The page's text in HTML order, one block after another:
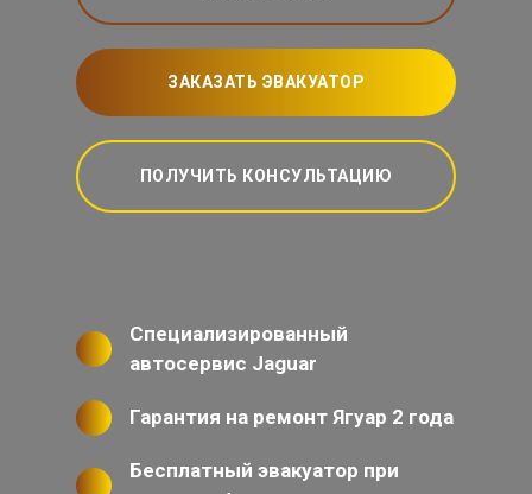
ЗАКАЗАТЬ ЭВАКУАТОР
ПОЛУЧИТЬ КОНСУЛЬТАЦИЮ
Специализированный
автосервис Jaguar
Гарантия на ремонт Ягуар 2 года
Бесплатный эвакуатор при